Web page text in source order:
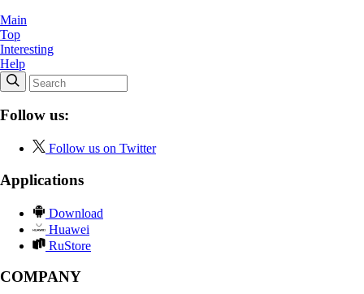
Main
Top
Interesting
Help
Follow us:
Follow us on Twitter
Applications
Download
Huawei
RuStore
COMPANY